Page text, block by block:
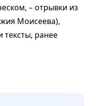
–отрывки из
Моисеева),
тексты, ранее